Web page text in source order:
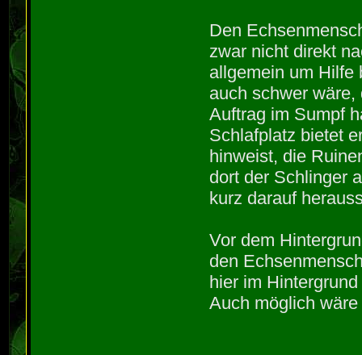
Den
zwar nicht direkt
allgemein um Hilfe
auch schwer
Auftrag im Sumpf
Schlafplatz bietet
hinweist, die
dort der Schlinger
kurz darauf
Vor dem
den
hier im
Auch möglich